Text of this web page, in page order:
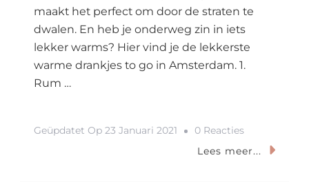
maakt het perfect om door de straten te
dwalen. En heb je onderweg zin in iets
lekker warms? Hier vind je de lekkerste
warme drankjes to go in Amsterdam. 1.
Rum …
Geüpdatet Op 23 Januari 2021 0 ReactiesOp
6x
Lees meer...